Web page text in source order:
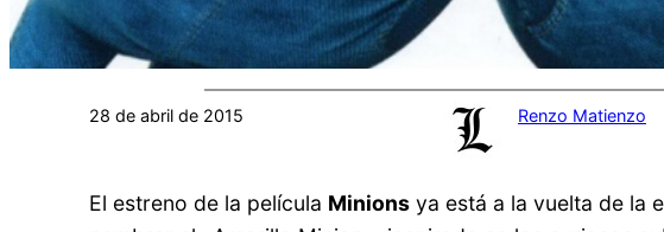
28 de abril de 2015 Renzo Matienzo
El estreno de la película Minions ya está a la vuelta de la